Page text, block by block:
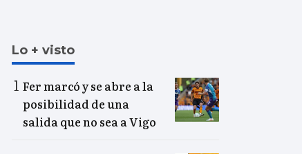
Lo + visto
Fer marcó y se abre a la
posibilidad de una
salida que no sea a Vigo